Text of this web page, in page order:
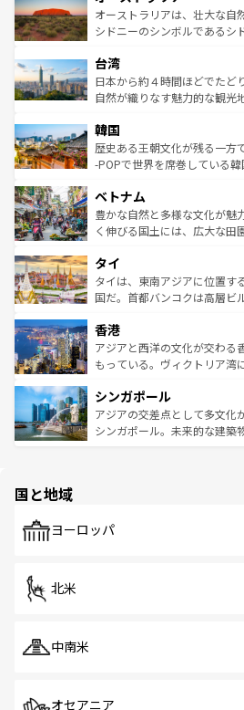
文化が魅力。旅行者はアメリ
しみながら、その多様性と豊
ならではの贅沢な旅のスタイルだ。 なお、新着の
情報はコンテンツ一覧を参照
島だが、静かな自然を求める
おすすめ。エメラルドグリー
れるおもてなしの心で訪れる
人々、おいしいローカルフー
ク、伝統的なフラダンスなど
ワイを、存分に味わってほしい。 なお、新着のハワイ
はコンテンツ一覧を参照して
オーストラリアは、壮大な自
シドニーのシンボルであるシ
リアリーフや大陸中央部にそ
ク）、タスマニアの美しい原
ど、見どころがたくさん。ま
いる。アクティビティも充実
ビング、ハイキングなど、ア
い。オーストラリアの多彩な
参照してほしい。
台湾
日本から約４時間ほどでたど
自然が織りなす魅力的な観光
ン）、静ひつな山岳地帯であ
と山間の静けさが共存してお
驚きをもたらしてくれる。ま
容にもいいと評判のスイーツ
が味わえる。 なお、新着
照してほしい。
韓国
歴史ある王朝文化が残る一方
-POPで世界を席巻している
き、地方に足を延ばせば四季
できる。そして、キムチや焼
まで、さまざまな韓国料理が
リティに包まれながら、韓国
わってみてほし
覧を参照してほしい。
ベトナム
豊かな自然と多様な文化が魅
く伸びる国土には、広大な田
急速な発展と共に伝統が息づ
ーチミン市のフランス統治時
醸し出している。また、バラ
とつ。フォーやバインミー、
ひ現地で味わいたい。どの地
が旅行者を迎えてくれるので
参照してほしい。
タイ
タイは、東南アジアに位置す
国だ。首都バンコクは高層ビ
の活気が交差している。北部
帯で自然と触れ合い、南部で
いビーチでリゾート気分を楽
激する。気候は一年中温暖で
が待っている。親しみやすい
た文化、そして多様な観光資
香港
アジアと西洋の文化が交わる
もっている。ヴィクトリア湾
み、どこを訪れても感動する
ており、効率よく見どころを
うな絶景から文化的な体験ま
シンガポール
アジアの交差点として多文化
シンガポール。未来的な建築
で、ホーカーズは地元の風情
国と地域
ヨーロッパ
北米
中南米
オセアニア